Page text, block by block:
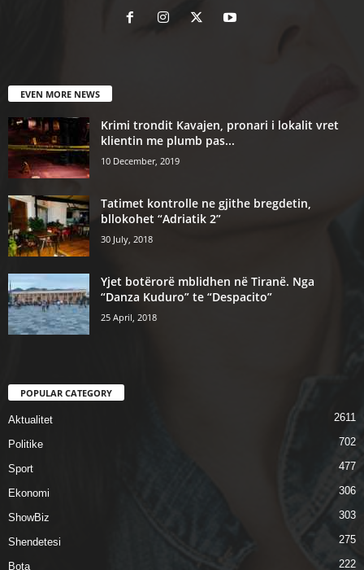
EVEN MORE NEWS
Krimi trondit Kavajen, pronari i lokalit vret
klientin me plumb pas...
10 December, 2019
Tatimet kontrolle ne gjithe bregdetin,
bllokohet “Adriatik 2”
30 July, 2018
Yjet botërorë mblidhen në Tiranë. Nga
“Danza Kuduro” te “Despacito”
25 April, 2018
POPULAR CATEGORY
Aktualitet 2611
Politike 702
Sport 477
Ekonomi 306
ShowBiz 303
Shendetesi 275
Bota 222